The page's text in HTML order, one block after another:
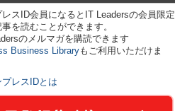
スID会員になるとIT Leadersの会員限定
を読むことができます。
のメルマガを購読できます
Business Libraryもご利用いただけま
プレスIDとは